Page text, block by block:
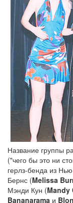
Название группы
("чего бы это ни
герлз-бенда из
Бернс (Melissa
Мэнди Кун (Mandy
Bananarama и